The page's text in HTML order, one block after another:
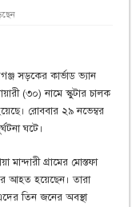
সড়কের কার্ভাড ভ্যান
(৩০) নামে স্কুটার চালক
রোববার ২৯ নভেম্বর
ঘটে।
গ্রামের মোস্তফা
আহত হয়েছেন। তারা
তিন জনের অবস্থা